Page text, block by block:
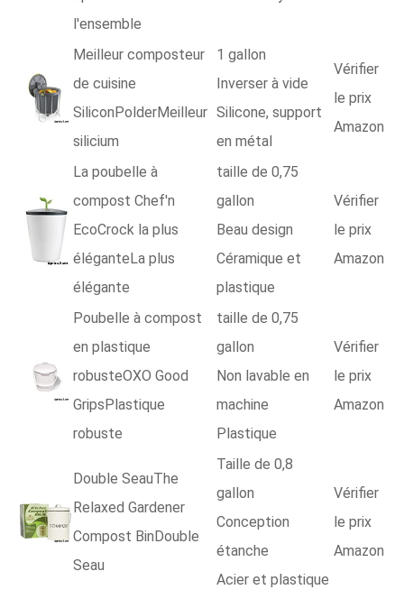
l'ensemble
Meilleur composteur
de cuisine
SiliconPolderMeilleur
silicium
1 gallon
Inverser à vide
Silicone, support
en métal
Vérifier
le prix
Amazon
La poubelle à
compost Chef'n
EcoCrock la plus
éléganteLa plus
élégante
taille de 0,75
gallon
Beau design
Céramique et
plastique
Vérifier
le prix
Amazon
Poubelle à compost
en plastique
robusteOXO Good
GripsPlastique
robuste
taille de 0,75
gallon
Non lavable en
machine
Plastique
Vérifier
le prix
Amazon
Double SeauThe
Relaxed Gardener
Compost BinDouble
Seau
Taille de 0,8
gallon
Conception
étanche
Acier et plastique
Vérifier
le prix
Amazon